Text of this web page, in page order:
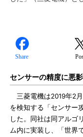
Share
センサーの精度に悪
三菱電機は2019年2
を検知する「センサー
した。同社は同アルゴ
ム内に実装し、「世界